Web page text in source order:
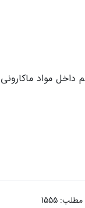
داخل مواد ماکارونی
1555